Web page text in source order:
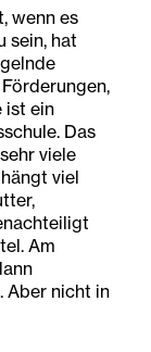
wenn es
sein, hat
ist ein
Das
viele
viel
Am
Aber nicht in